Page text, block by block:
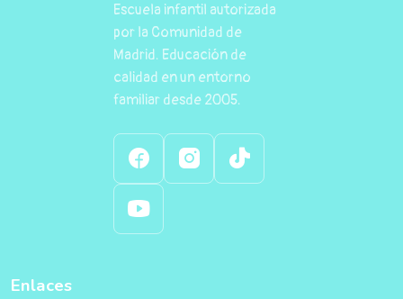
Escuela infantil autorizada
por la Comunidad de
Madrid. Educación de
calidad en un entorno
familiar desde 2005.
Enlaces